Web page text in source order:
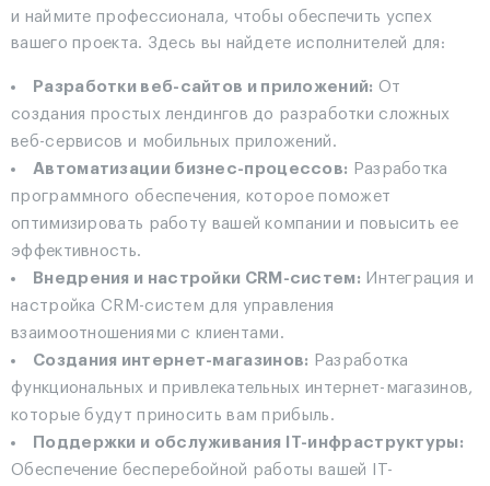
и наймите профессионала, чтобы обеспечить успех
вашего проекта. Здесь вы найдете исполнителей для:
Разработки веб-сайтов и приложений: От
создания простых лендингов до разработки сложных
веб-сервисов и мобильных приложений.
Автоматизации бизнес-процессов: Разработка
программного обеспечения, которое поможет
оптимизировать работу вашей компании и повысить ее
эффективность.
Внедрения и настройки CRM-систем: Интеграция и
настройка CRM-систем для управления
взаимоотношениями с клиентами.
Создания интернет-магазинов: Разработка
функциональных и привлекательных интернет-магазинов,
которые будут приносить вам прибыль.
Поддержки и обслуживания IT-инфраструктуры:
Обеспечение бесперебойной работы вашей IT-